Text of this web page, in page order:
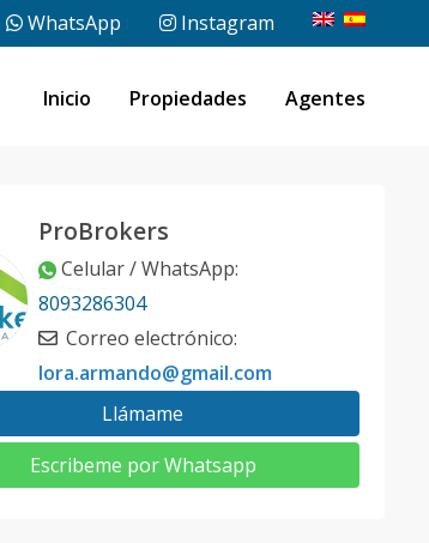
WhatsApp Instagram
Inicio Propiedades Agentes
ProBrokers
Celular / WhatsApp:
8093286304
Correo electrónico:
lora.armando@gmail.com
Llámame
Escribeme por Whatsapp